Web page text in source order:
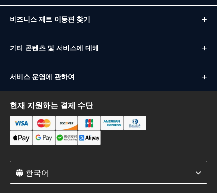
비즈니스 제트 이동편 찾기
기타 콘텐츠 및 서비스에 대해
서비스 운영에 관하여
현재 지원하는 결제 수단
한국어